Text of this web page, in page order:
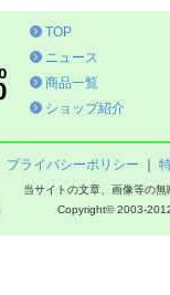
TOP
ニュース
商品一覧
ショップ紹介
プライバシーポリシー
当サイトの文章、画像等の
Copyright© 2003-